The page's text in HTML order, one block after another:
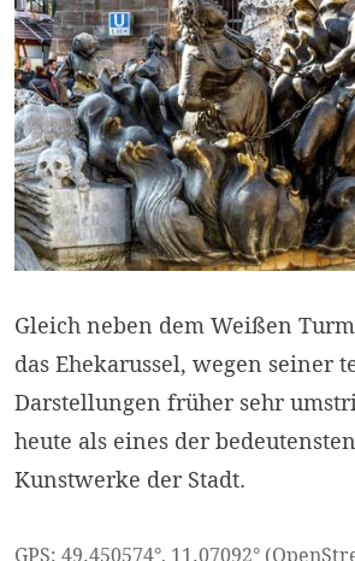
Gleich neben dem Weißen
das Ehekarussel, wegen seiner
Darstellungen früher sehr
heute als eines der
Kunstwerke der Stadt.
GPS: 49.450574°, 11.07092° (